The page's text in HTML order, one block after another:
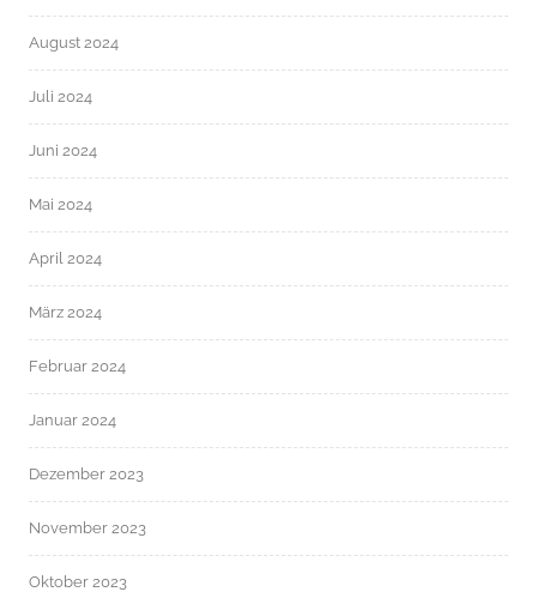
August 2024
Juli 2024
Juni 2024
Mai 2024
April 2024
März 2024
Februar 2024
Januar 2024
Dezember 2023
November 2023
Oktober 2023